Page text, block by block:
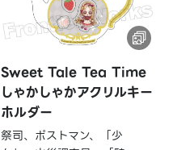
Sweet Tale Tea Time
しゃかしゃかアクリルキー
ホルダー
祭司、ポストマン、「少